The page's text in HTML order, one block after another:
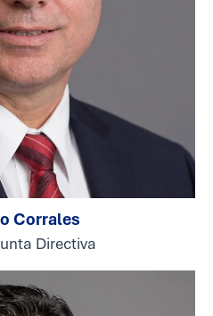
Corrales
Directiva